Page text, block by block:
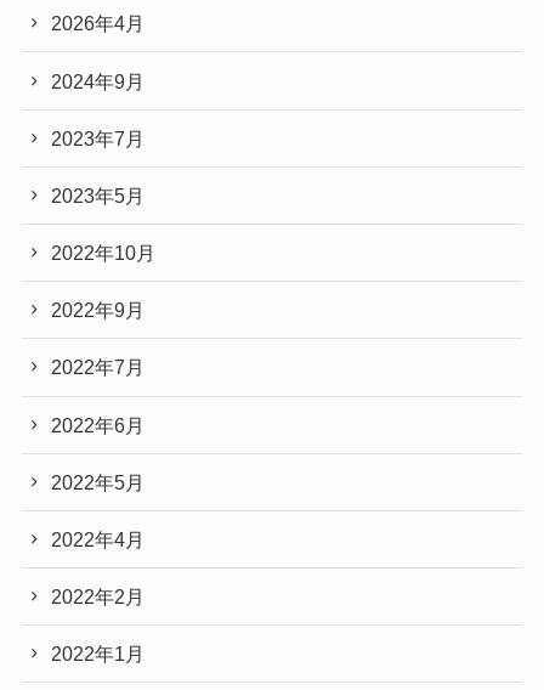
2026年4月
2024年9月
2023年7月
2023年5月
2022年10月
2022年9月
2022年7月
2022年6月
2022年5月
2022年4月
2022年2月
2022年1月